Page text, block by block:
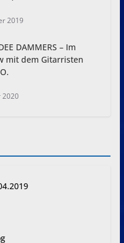
2019
DAMMERS – Im
mit dem Gitarristen
2020